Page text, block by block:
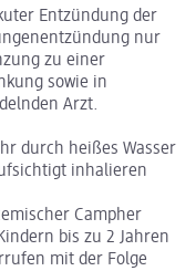
Entzündung der
nur
zu einer
sowie in
Arzt.
durch heißes Wasser
inhalieren
Campher
bis zu 2 Jahren
mit der Folge